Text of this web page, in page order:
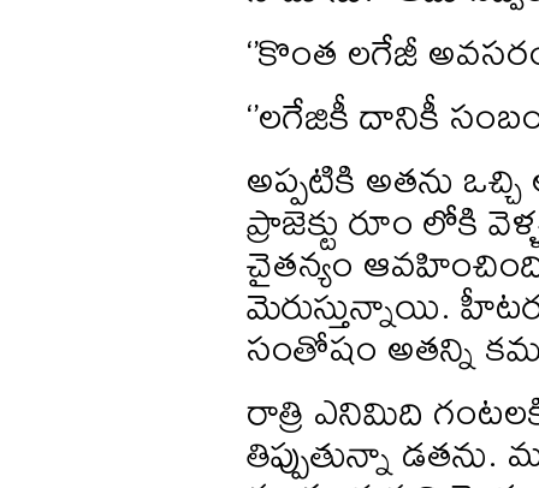
‘’కొంత లగేజీ
‘’లగేజికీ దానికీ
అప్పటికి అతను
ప్రాజెక్టు రూం లోకి
చైతన్యం
మెరుస్తున్నాయి.
సంతోషం అతన్ని
రాత్రి ఎనిమిది గంటలకి
తిప్పుతున్నా